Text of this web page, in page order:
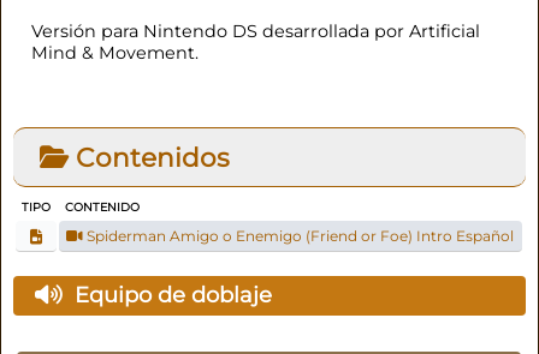
Versión para Nintendo DS desarrollada por Artificial
Mind & Movement.
Contenidos
TIPO CONTENIDO
Spiderman Amigo o Enemigo (Friend or Foe) Intro Español
Equipo de doblaje